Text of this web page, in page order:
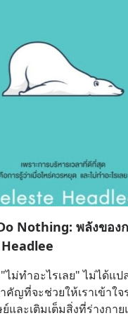
Nothing: พลังของ
ม่ทำอะไรเลย" ไม่ได้แป
คัญที่จะช่วยให้เราเข้าใจ
และเติมเต็มสิ่งที่ร่างกาย